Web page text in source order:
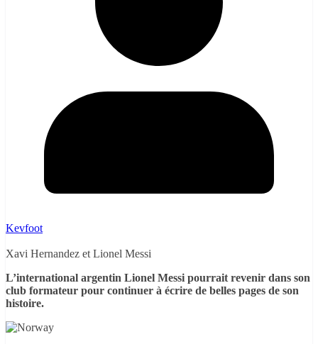
Kevfoot
Xavi Hernandez et Lionel Messi
L’international argentin Lionel Messi pourrait revenir dans son
club formateur pour continuer à écrire de belles pages de son
histoire.